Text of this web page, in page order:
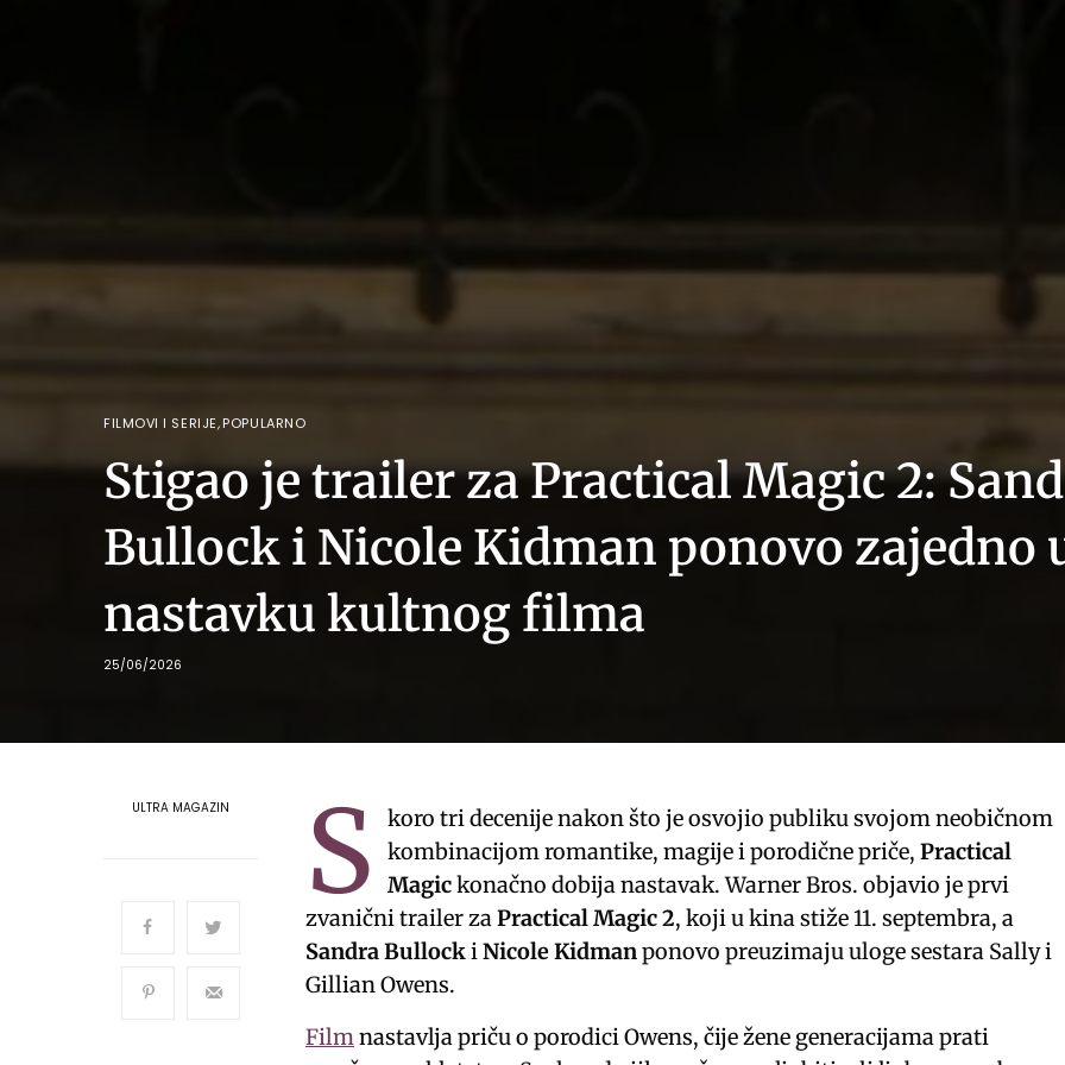
FILMOVI I SERIJE,POPULARNO
Stigao je trailer za Practical Magic 2:
Bullock i Nicole Kidman ponovo zajedno
nastavku kultnog filma
25/06/2026
ULTRA MAGAZIN S
koro tri decenije nakon što je osvojio publiku svojom neobičnom
kombinacijom romantike, magije i porodične priče, Practical
Magickonačno dobija nastavak. Warner Bros. objavio je prvi
zvanični trailer zaPractical Magic 2, koji u kina stiže 11. septembra, a
Sandra BullockiNicole Kidmanponovo preuzimaju uloge sestara Sally i
Gillian Owens.
Filmnastavlja priču o porodici Owens, čije žene generacijama prati